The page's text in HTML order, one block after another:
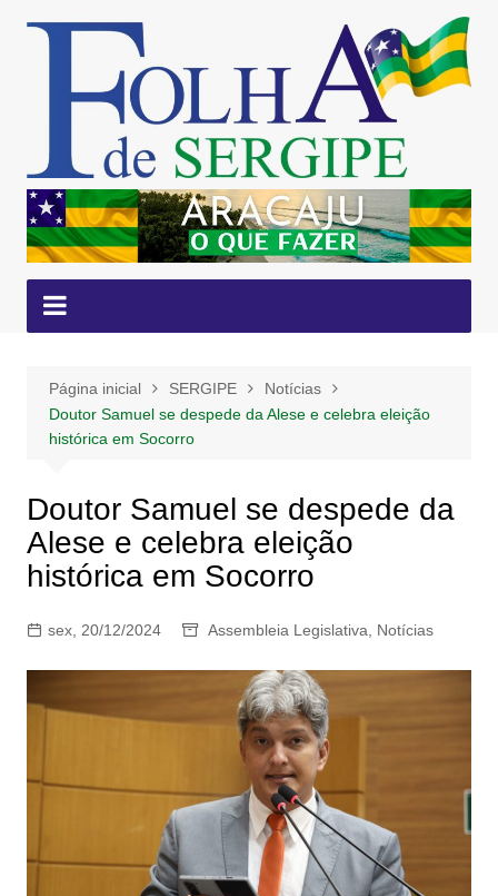
conteúdo
Página inicial SERGIPE
Notícias
Doutor Samuel se despede da Alese e celebra eleição
histórica em Socorro
Doutor Samuel se despede da
Alese e celebra eleição
histórica em Socorro
sex, 20/12/2024 Assembleia Legislativa, Notícias